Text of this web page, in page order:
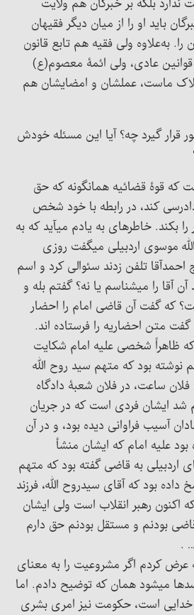
ندارد بلکه بر خبرگان هم ولایت
باید او را از میان دیگر فقیهان
را. به‌علاوه ولی فقیه هم تابع قانون
عادی، ولی ائمۀ معصوم(ع)
ماست، عملشان و امضایشان هم
قرار گیرد چه؟ آیا این مسئله خودش
که قوۀ قضائیه همانگونه که حق
دادرسی کند، در رابطه با خود شخص
را بکند. خاطرهای به یادم میآید که به
موسوی اردبیلی میگفت روزی
تلفن زدند سئوالی کرد و اسم
آقا را میشناسم یا نه؟ گفتم بله و
که گفت آن قاضی امام را احضار
متن احضاریه را فرستاده اند.
که ظاهراً شخصی علیه امام شکایت
بود که متهم سید روح الله
ساعت، در فلان شعبۀ دادگاه
شد ایشان فردی است که در جریان
آسیب فراوانی دیده بود، و در آن
علیه امام که ایشان منشأ
اردبیلی به قاضی گفته بود که متهم
داده بود که آقای سیدروح الله، فرزند
اکنون رهبر انقلاب است ولی ایشان
بودنم و مستقل بودنم حق دارم
.
عرض کردم اگر مشروعیت را به معنای
میشود همان که توضیح دادم. اما
خدایی است، حکومت نیز امری بشری